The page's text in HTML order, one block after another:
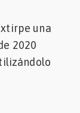
una
2020